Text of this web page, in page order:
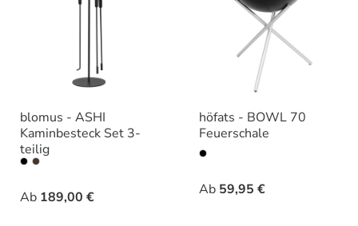
blomus - ASHI
Kaminbesteck Set 3-
teilig
Ab 189,00 €
Varianten
höfats - BOWL 70
Feuerschale
Ab 59,95 €
Varianten